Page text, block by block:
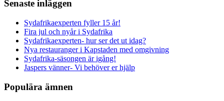
Senaste inläggen
Sydafrikaexperten fyller 15 år!
Fira jul och nyår i Sydafrika
Sydafrikaexperten- hur ser det ut idag?
Nya restauranger i Kapstaden med omgivning
Sydafrika-säsongen är igång!
Jaspers vänner- Vi behöver er hjälp
Populära ämnen